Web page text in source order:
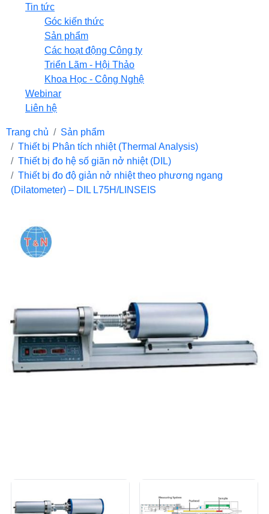
Tin tức
Góc kiến thức
Sản phẩm
Các hoạt động Công ty
Triển Lãm - Hội Thảo
Khoa Học - Công Nghệ
Webinar
Liên hệ
Trang chủ
Sản phẩm
Thiết bị Phân tích nhiệt (Thermal Analysis)
Thiết bị đo hệ số giãn nở nhiệt (DIL)
Thiết bị đo độ giản nở nhiệt theo phương ngang
(Dilatometer) – DIL L75H/LINSEIS